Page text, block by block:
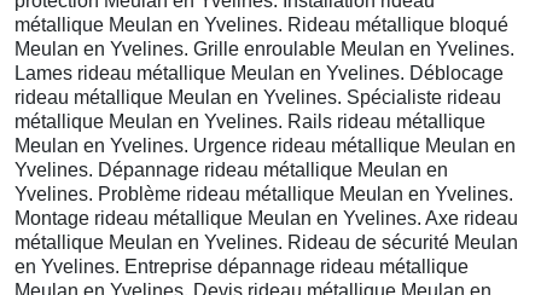
métallique Meulan en Yvelines. Rideau métallique bloqué
Meulan en Yvelines. Grille enroulable Meulan en Yvelines.
Lames rideau métallique Meulan en Yvelines. Déblocage
rideau métallique Meulan en Yvelines. Spécialiste rideau
métallique Meulan en Yvelines. Rails rideau métallique
Meulan en Yvelines. Urgence rideau métallique Meulan en
Yvelines. Dépannage rideau métallique Meulan en
Yvelines. Problème rideau métallique Meulan en Yvelines.
Montage rideau métallique Meulan en Yvelines. Axe rideau
métallique Meulan en Yvelines. Rideau de sécurité Meulan
en Yvelines. Entreprise dépannage rideau métallique
Meulan en Yvelines. Devis rideau métallique Meulan en